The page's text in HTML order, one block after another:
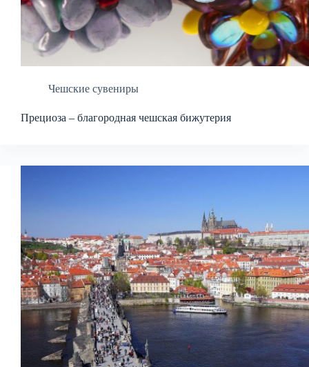
Чешские сувениры
Прециоза – благородная чешская бижутерия